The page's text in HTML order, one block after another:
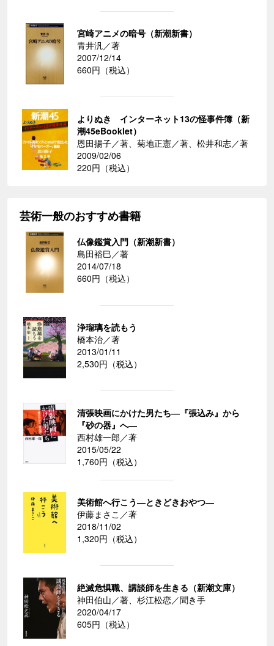
宮崎アニメの暗号（新潮新書）
青井汎／著
2007/12/14
660円（税込）
よりぬき インターネット13の怪事件簿（新
潮45eBooklet）
恩田揚子／著、菊地正憲／著、松井和志／著
2009/02/06
220円（税込）
芸術一般のおすすめ書籍
仏像鑑賞入門（新潮新書）
島田裕巳／著
2014/07/18
660円（税込）
浄瑠璃を読もう
橋本治／著
2013/01/11
2,530円（税込）
清張映画にかけた男たち―『張込み』から
『砂の器』へ―
西村雄一郎／著
2015/05/22
1,760円（税込）
美術館へ行こう―ときどきおやつ―
伊藤まさこ／著
2018/11/02
1,320円（税込）
絶滅危惧職、講談師を生きる（新潮文庫）
神田伯山／著、杉江松恋／聞き手
2020/04/17
605円（税込）